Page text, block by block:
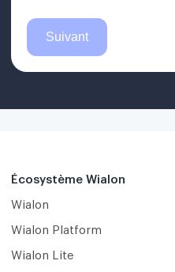
Écosystème Wialon
Wialon
Wialon Platform
Wialon Lite